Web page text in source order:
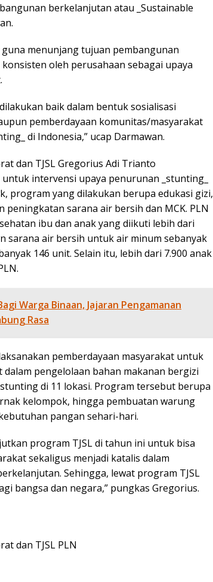
berkelanjutan atau _Sustainable
menunjang tujuan pembangunan
oleh perusahaan sebagai upaya
baik dalam bentuk sosialisasi
pemberdayaan komunitas/masyarakat
di Indonesia,” ucap Darmawan.
dan TJSL Gregorius Adi Trianto
intervensi upaya penurunan _stunting_
program yang dilakukan berupa edukasi gizi,
peningkatan sarana air bersih dan MCK. PLN
ibu dan anak yang diikuti lebih dari
sarana air bersih untuk air minum sebanyak
146 unit. Selain itu, lebih dari 7.900 anak
Warga Binaan, Jajaran Pengamanan
Rasa
pemberdayaan masyarakat untuk
pengelolaan bahan makanan bergizi
di 11 lokasi. Program tersebut berupa
kelompok, hingga pembuatan warung
pangan sehari-hari.
program TJSL di tahun ini untuk bisa
sekaligus menjadi katalis dalam
Sehingga, lewat program TJSL
bangsa dan negara,” pungkas Gregorius.
dan TJSL PLN